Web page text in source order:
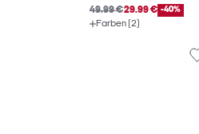
49.99 €29.99 € -40%
Farben (2)